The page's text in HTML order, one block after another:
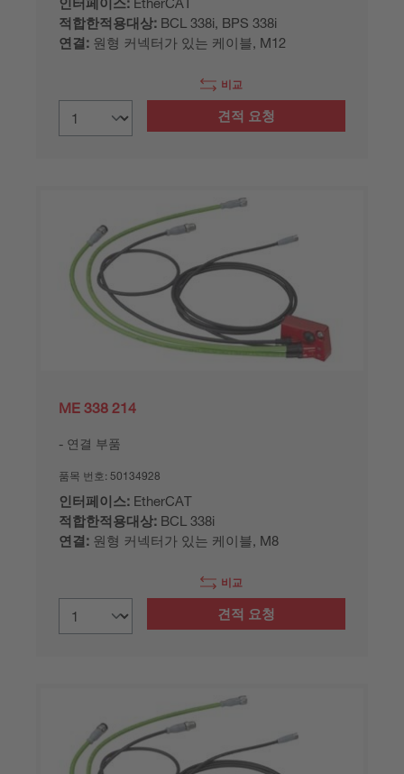
적합한적용대상: BCL 338i, BPS 338i
연결: 원형 커넥터가 있는 케이블, M12
비교
견적 요청
ME 338 214
연결 부품
품목 번호: 50134928
인터페이스: EtherCAT
적합한적용대상: BCL 338i
연결: 원형 커넥터가 있는 케이블, M8
비교
견적 요청